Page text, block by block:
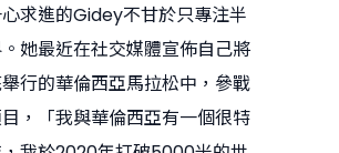
求進的Gidey不甘於只專注半
她最近在社交媒體宣佈自己將
行的華倫西亞馬拉松中，參戰
，「我與華倫西亞有一個很特